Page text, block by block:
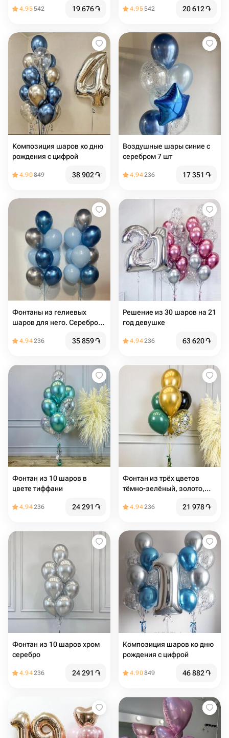
4.95542 19 676֏ 4.95542 20 612֏
Композиция шаров ко дню
рождения с цифрой
4.90849 38 902֏
Воздушные шары синие с
серебром 7 шт
4.94236 17 351 ֏
Фонтаны из гелиевых
шаров для него. Серебро
пастель
4.94236 35 859֏
Решение из 30 шаров на 21
год девушке
4.94236 63 620֏
Фонтан из 10 шаров в
цвете тиффани
4.94236 24 291 ֏
Фонтан из трёх цветов
тёмно-зелёный, золото,
4.94236 21 978֏
Фонтан из 10 шаров хром
серебро
4.94236 24 291 ֏
Композиция шаров ко дню
рождения с цифрой
4.90849 46 882֏